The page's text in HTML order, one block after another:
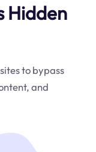
Hidden
to bypass
and